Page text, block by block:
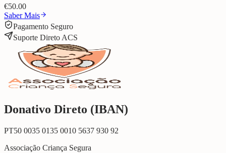
€50.00
Saber Mais
Pagamento Seguro
Suporte Direto ACS
Donativo Direto (IBAN)
PT50 0035 0135 0010 5637 930 92
Associação Criança Segura